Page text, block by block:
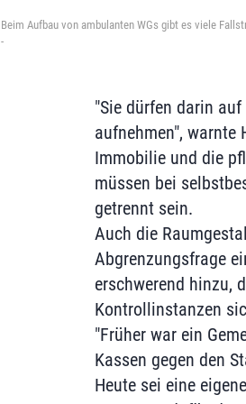
Beim Aufbau von ambulanten WGs gibt es viele
-
"Sie dürfen darin
aufnehmen", warnte
Immobilie und die
müssen bei
getrennt sein.
Auch die
Abgrenzungsfrage
erschwerend hinzu,
Kontrollinstanzen
"Früher war ein
Kassen gegen den
Heute sei eine